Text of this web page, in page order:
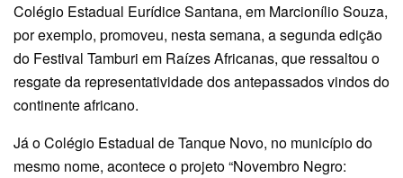
Colégio Estadual Eurídice Santana, em Marcionílio Souza,
por exemplo, promoveu, nesta semana, a segunda edição
do Festival Tamburi em Raízes Africanas, que ressaltou o
resgate da representatividade dos antepassados vindos do
continente africano.
Já o Colégio Estadual de Tanque Novo, no município do
mesmo nome, acontece o projeto “Novembro Negro: